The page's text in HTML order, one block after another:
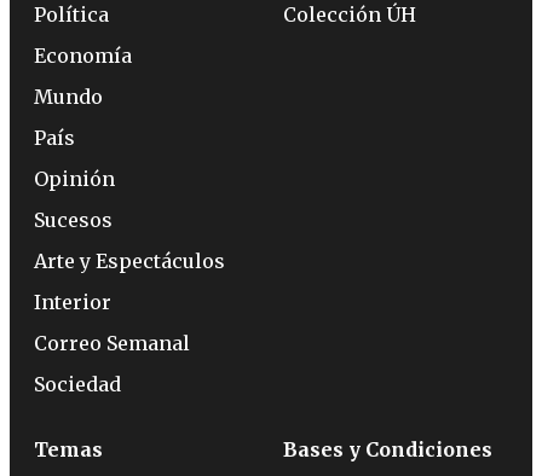
Política
Economía
Mundo
País
Opinión
Sucesos
Arte y Espectáculos
Interior
Correo Semanal
Sociedad
Colección ÚH
Temas
Bases y Condiciones